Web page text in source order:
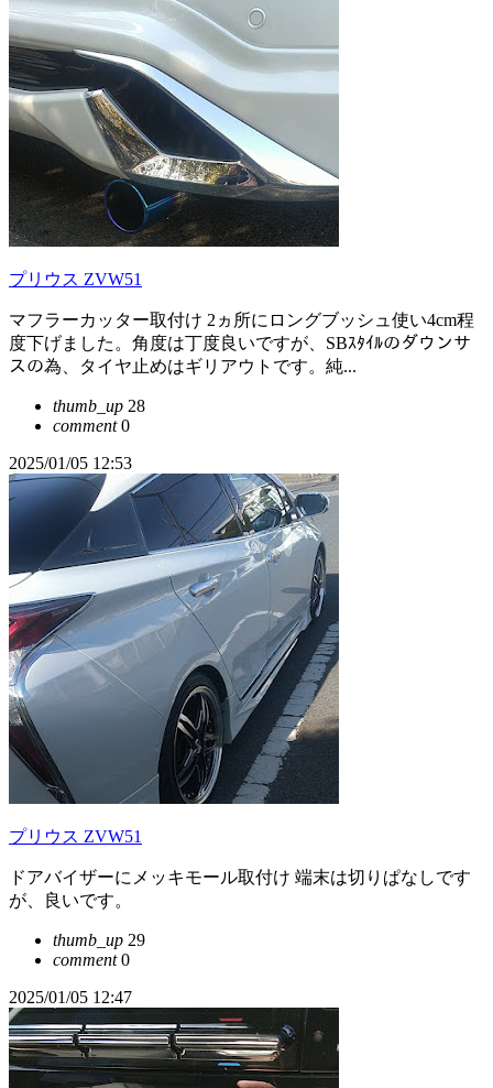
プリウス ZVW51
マフラーカッター取付け 2ヵ所にロングブッシュ使い4cm程
度下げました。角度は丁度良いですが、SBｽﾀｲﾙのダウンサ
スの為、タイヤ止めはギリアウトです。純...
thumb_up 28
comment0
2025/01/05 12:53
プリウス ZVW51
ドアバイザーにメッキモール取付け 端末は切りぱなしです
が、良いです。
thumb_up 29
comment0
2025/01/05 12:47